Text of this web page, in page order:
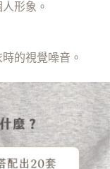
形象。
的視覺噪音。